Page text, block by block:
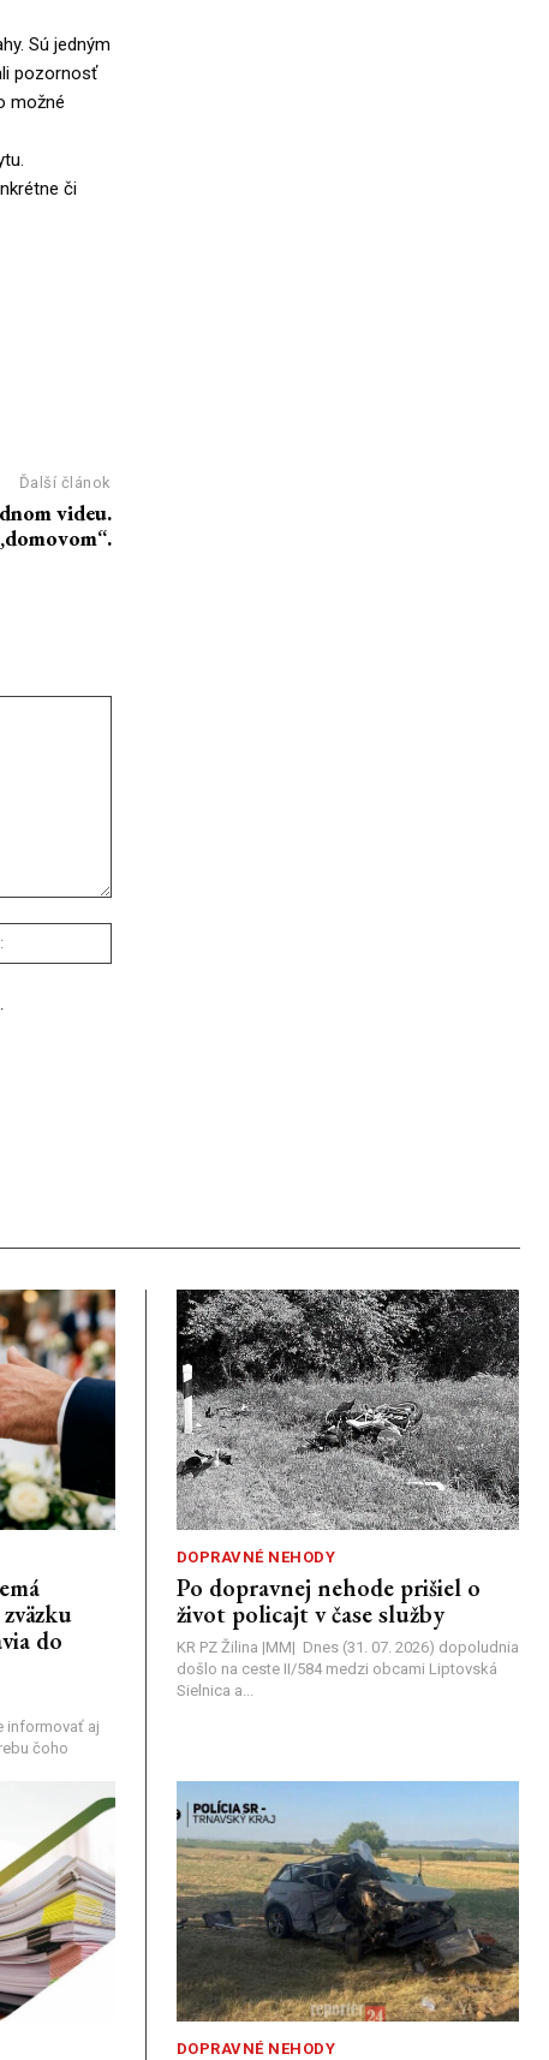
Sú jedným
pozornosť
možné
či
Ďalší článok
videu.
stránky:
do
informovať aj
čoho
DOPRAVNÉ NEHODY
Po dopravnej nehode prišiel o
život policajt v čase služby
KR PZ Žilina |MM| Dnes (31. 07. 2026) dopoludnia
došlo na ceste II/584 medzi obcami Liptovská
Sielnica a...
DOPRAVNÉ NEHODY